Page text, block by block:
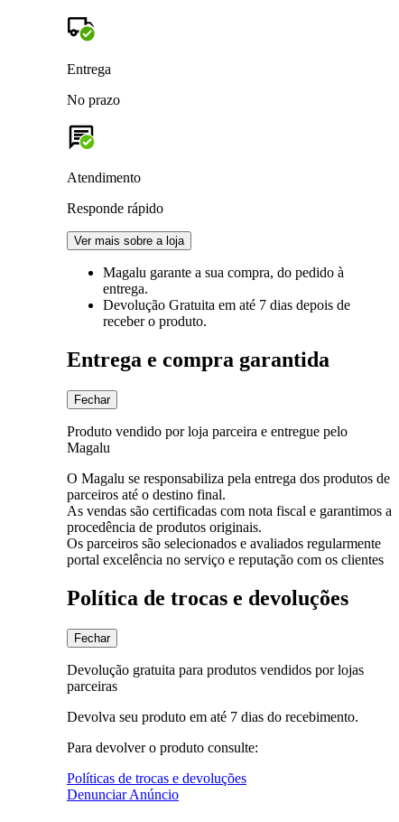
Entrega
No prazo
Atendimento
Responde rápido
Ver mais sobre a loja
Magalu garante a sua compra, do pedido à
entrega.
Devolução Gratuita em até 7 dias depois de
receber o produto.
Entrega e compra garantida
Fechar
Produto vendido por loja parceira e entregue pelo
Magalu
O Magalu se responsabiliza pela entrega dos produtos de
parceiros até o destino final.
As vendas são certificadas com nota fiscal e garantimos a
procedência de produtos originais.
Os parceiros são selecionados e avaliados regularmente
portal excelência no serviço e reputação com os clientes
Política de trocas e devoluções
Fechar
Devolução gratuita para produtos vendidos por lojas
parceiras
Devolva seu produto em até 7 dias do recebimento.
Para devolver o produto consulte:
Políticas de trocas e devoluções
Denunciar Anúncio